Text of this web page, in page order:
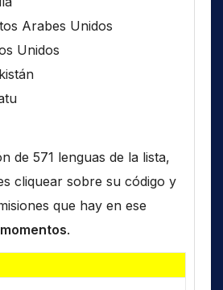
Arabes Unidos
Unidos
de 571 lenguas de la lista,
cliquear sobre su código y
que hay en ese
.